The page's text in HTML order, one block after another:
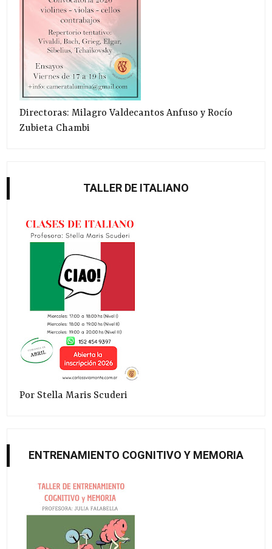
Directoras: Milagro Valdecantos Anfuso y Rocío
Zubieta Chambi
TALLER DE ITALIANO
Por Stella Maris Scuderi
ENTRENAMIENTO COGNITIVO Y MEMORIA